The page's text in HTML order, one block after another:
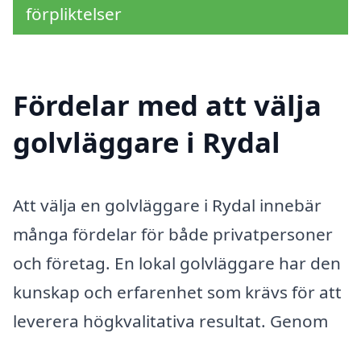
förpliktelser
Fördelar med att välja
golvläggare i Rydal
Att välja en golvläggare i Rydal innebär
många fördelar för både privatpersoner
och företag. En lokal golvläggare har den
kunskap och erfarenhet som krävs för att
leverera högkvalitativa resultat. Genom